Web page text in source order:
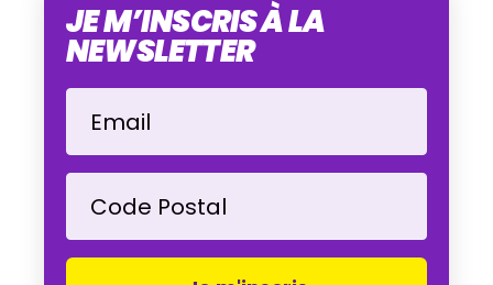
JE M’INSCRIS À LA
NEWSLETTER
Email
Code Postal